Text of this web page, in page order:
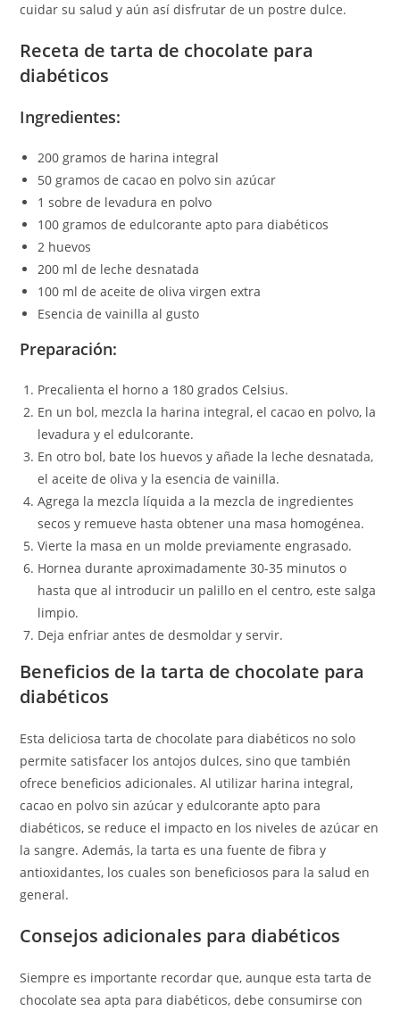
cuidar su salud y aún así disfrutar de un postre dulce.
Receta de tarta de chocolate para
diabéticos
Ingredientes:
200 gramos de harina integral
50 gramos de cacao en polvo sin azúcar
1 sobre de levadura en polvo
100 gramos de edulcorante apto para diabéticos
2 huevos
200 ml de leche desnatada
100 ml de aceite de oliva virgen extra
Esencia de vainilla al gusto
Preparación:
Precalienta el horno a 180 grados Celsius.
En un bol, mezcla la harina integral, el cacao en polvo, la
levadura y el edulcorante.
En otro bol, bate los huevos y añade la leche desnatada,
el aceite de oliva y la esencia de vainilla.
Agrega la mezcla líquida a la mezcla de ingredientes
secos y remueve hasta obtener una masa homogénea.
Vierte la masa en un molde previamente engrasado.
Hornea durante aproximadamente 30-35 minutos o
hasta que al introducir un palillo en el centro, este salga
limpio.
Deja enfriar antes de desmoldar y servir.
Beneficios de la tarta de chocolate para
diabéticos
Esta deliciosa tarta de chocolate para diabéticos no solo
permite satisfacer los antojos dulces, sino que también
ofrece beneficios adicionales. Al utilizar harina integral,
cacao en polvo sin azúcar y edulcorante apto para
diabéticos, se reduce el impacto en los niveles de azúcar en
la sangre. Además, la tarta es una fuente de fibra y
antioxidantes, los cuales son beneficiosos para la salud en
general.
Consejos adicionales para diabéticos
Siempre es importante recordar que, aunque esta tarta de
chocolate sea apta para diabéticos, debe consumirse con